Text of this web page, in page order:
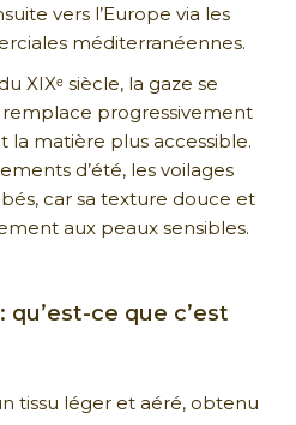
vers l’Europe via les
méditerranéennes.
XIXᵉ siècle, la gaze se
progressivement
la matière plus accessible.
d’été, les voilages
car sa texture douce et
aux peaux sensibles.
ce que c’est
tissu léger et aéré, obtenu